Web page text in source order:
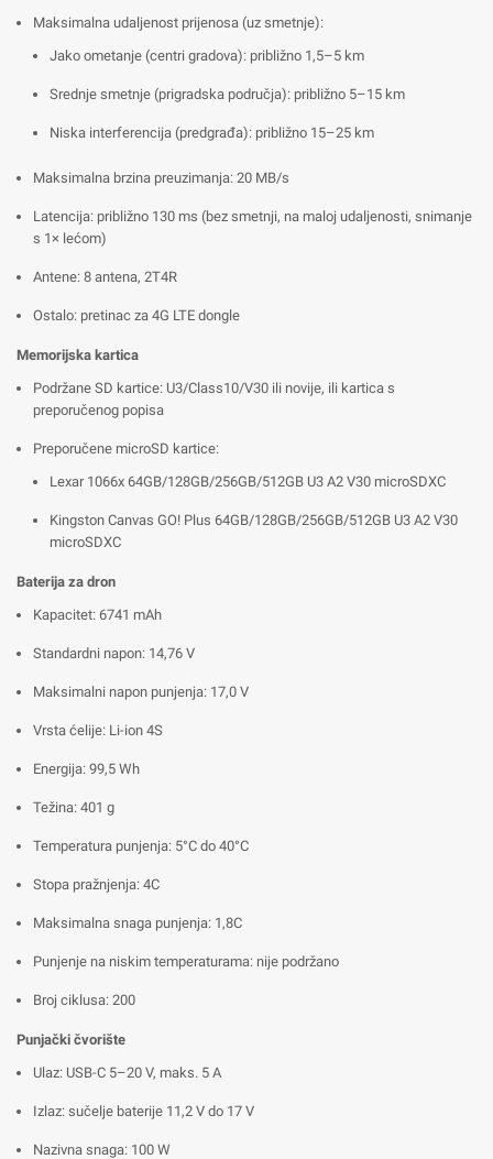
Maksimalna udaljenost prijenosa (uz smetnje):
Jako ometanje (centri gradova): približno 1,5–5 km
Srednje smetnje (prigradska područja): približno 5–15 km
Niska interferencija (predgrađa): približno 15–25 km
Maksimalna brzina preuzimanja: 20 MB/s
Latencija: približno 130 ms (bez smetnji, na maloj udaljenosti, snimanje
s 1× lećom)
Antene: 8 antena, 2T4R
Ostalo: pretinac za 4G LTE dongle
Memorijska kartica
Podržane SD kartice: U3/Class10/V30 ili novije, ili kartica s
preporučenog popisa
Preporučene microSD kartice:
Lexar 1066x 64GB/128GB/256GB/512GB U3 A2 V30 microSDXC
Kingston Canvas GO! Plus 64GB/128GB/256GB/512GB U3 A2 V30
microSDXC
Baterija za dron
Kapacitet: 6741 mAh
Standardni napon: 14,76 V
Maksimalni napon punjenja: 17,0 V
Vrsta ćelije: Li-ion 4S
Energija: 99,5 Wh
Težina: 401 g
Temperatura punjenja: 5°C do 40°C
Stopa pražnjenja: 4C
Maksimalna snaga punjenja: 1,8C
Punjenje na niskim temperaturama: nije podržano
Broj ciklusa: 200
Punjački čvorište
Ulaz: USB-C 5–20 V, maks. 5 A
Izlaz: sučelje baterije 11,2 V do 17 V
Nazivna snaga: 100 W